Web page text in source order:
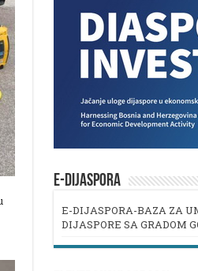
E-DIJASPORA
E-DIJASPORA-BAZA ZA
DIJASPORE SA GRADOM